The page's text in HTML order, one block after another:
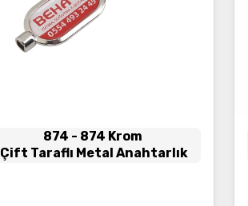
874 - 874 Krom
Çift Taraflı Metal Anahtarlık